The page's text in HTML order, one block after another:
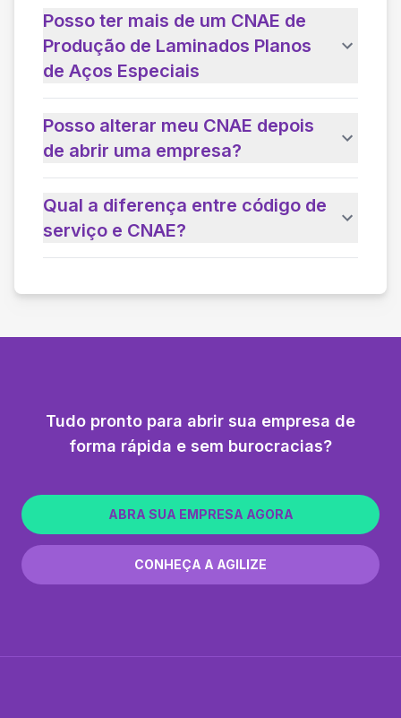
Posso ter mais de um CNAE de
Produção de Laminados Planos
de Aços Especiais
Posso alterar meu CNAE depois
de abrir uma empresa?
Qual a diferença entre código de
serviço e CNAE?
Tudo pronto para abrir sua empresa de
forma rápida e sem burocracias?
ABRA SUA EMPRESA AGORA
CONHEÇA A AGILIZE